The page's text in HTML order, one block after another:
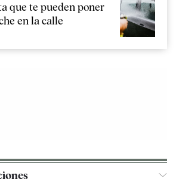
que te pueden poner
en la calle